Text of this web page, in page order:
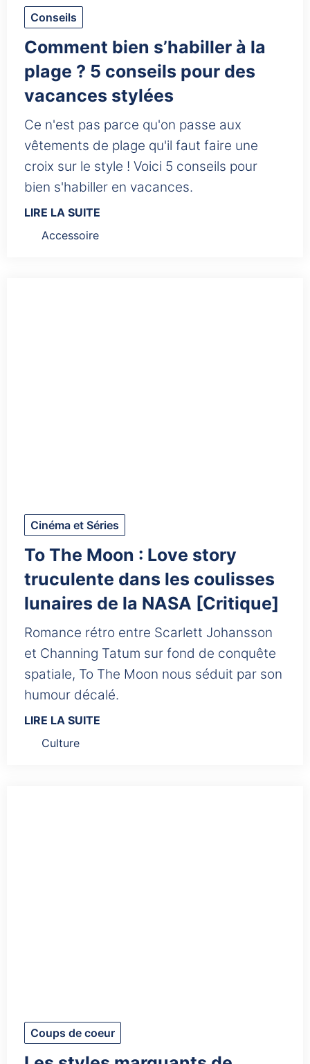
Conseils
Comment bien s’habiller à la
plage ? 5 conseils pour des
vacances stylées
Ce n'est pas parce qu'on passe aux
vêtements de plage qu'il faut faire une
croix sur le style ! Voici 5 conseils pour
LIRE LA SUITE
Accessoire
Cinéma et Séries
To The Moon : Love story
truculente dans les coulisses
lunaires de la NASA [Critique]
Romance rétro entre Scarlett Johansson
et Channing Tatum sur fond de conquête
spatiale, To The Moon nous séduit par son
humour décalé.
LIRE LA SUITE
Culture
Coups de coeur